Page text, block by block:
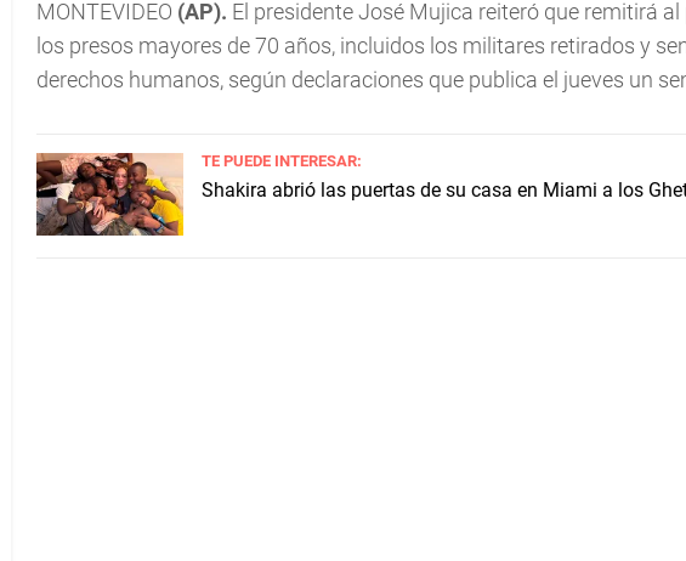
MONTEVIDEO (AP). El presidente José Mujica reiteró que remitirá
los presos mayores de 70 años, incluidos los militares retirados y
derechos humanos, según declaraciones que publica el jueves un
TE PUEDE INTERESAR:
Shakira abrió las puertas de su casa en Miami a los